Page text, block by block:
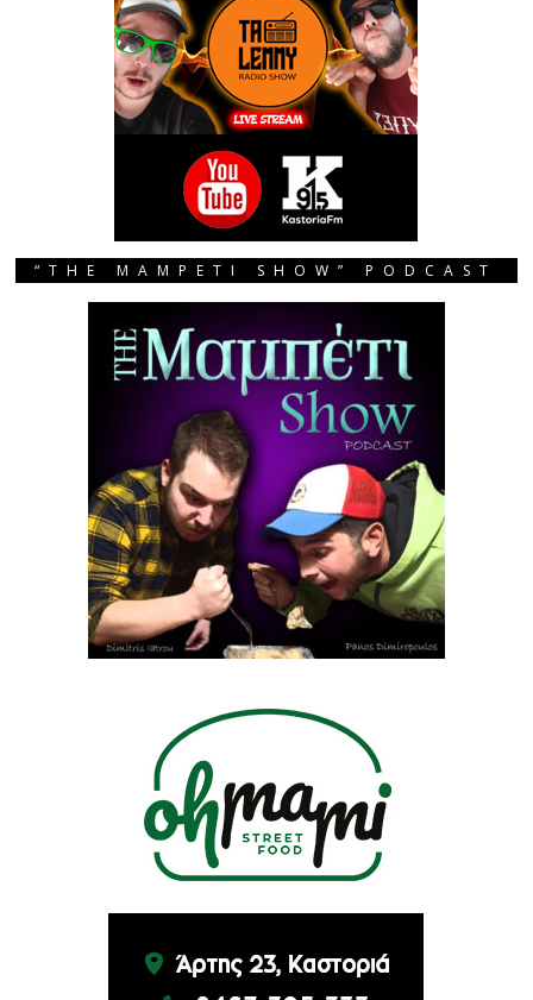
“THE MAMPETI SHOW” PODCAST